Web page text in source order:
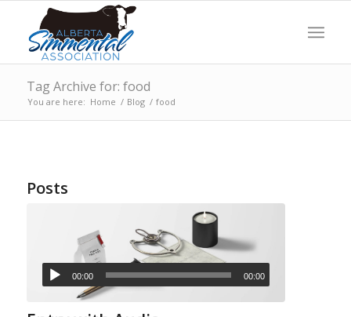
Tag Archive for: food
You are here: Home / Blog / food
Posts
00:00 00:00